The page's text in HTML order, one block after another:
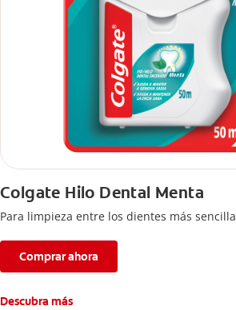
Colgate Hilo Dental Menta
Para limpieza entre los dientes más sencilla
Comprar ahora
Descubra más